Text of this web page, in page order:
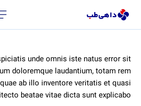
unde omnis iste natus error sit
doloremque laudantium, totam rem
ab illo inventore veritatis et quasi
beatae vitae dicta sunt explicabo.